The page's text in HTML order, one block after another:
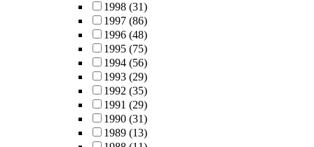
1998 (31)
1997 (86)
1996 (48)
1995 (75)
1994 (56)
1993 (29)
1992 (35)
1991 (29)
1990 (31)
1989 (13)